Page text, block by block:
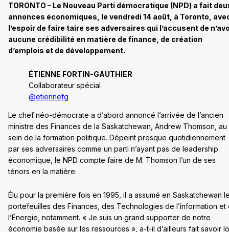
TORONTO – Le Nouveau Parti démocratique (NPD) a fait
annonces économiques, le vendredi 14 août, à Toronto,
l’espoir de faire taire ses adversaires qui l’accusent de
aucune crédibilité en matière de finance, de création
d’emplois et de développement.
ÉTIENNE FORTIN-GAUTHIER
Collaborateur spécial
@etiennefg
Le chef néo-démocrate a d’abord annoncé l’arrivée de l’ancien
ministre des Finances de la Saskatchewan, Andrew Thomson, au
sein de la formation politique. Dépeint presque quotidiennement
par ses adversaires comme un parti n’ayant pas de leadership
économique, le NPD compte faire de M. Thomson l’un de ses
ténors en la matière.
Élu pour la première fois en 1995, il a assumé en Saskatchewan
portefeuilles des Finances, des Technologies de l’information et
l’Énergie, notamment. « Je suis un grand supporter de notre
économie basée sur les ressources », a-t-il d’ailleurs fait savoir